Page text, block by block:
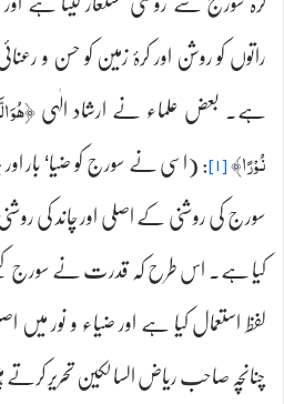
راتوں کو روشن اور کرۂ زمین کو حسن و
ہے۔ بعض علماء نے ارشاد الٰہی
نُوْرًا﴾[۱] : (اسی نے سورج کو ضیا‘ بار
سورج کی روشنی کے اصلی اور چاند کی
کیا ہے۔ اس طرح کہ قدرت نے سورج کیلئے
لفظ استعمال کیا ہے اور ضیاء و نور
چنانچہ صاحب ریاض السالکین تحریر